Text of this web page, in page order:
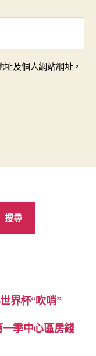
及個人網站網址，
搜尋
界杯“吹哨”
季中心區房錢